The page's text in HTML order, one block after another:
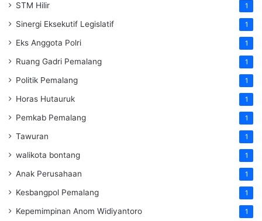
STM Hilir 1
Sinergi Eksekutif Legislatif 1
Eks Anggota Polri 1
Ruang Gadri Pemalang 1
Politik Pemalang 1
Horas Hutauruk 1
Pemkab Pemalang 1
Tawuran 1
walikota bontang 1
Anak Perusahaan 1
Kesbangpol Pemalang 1
Kepemimpinan Anom Widiyantoro 1